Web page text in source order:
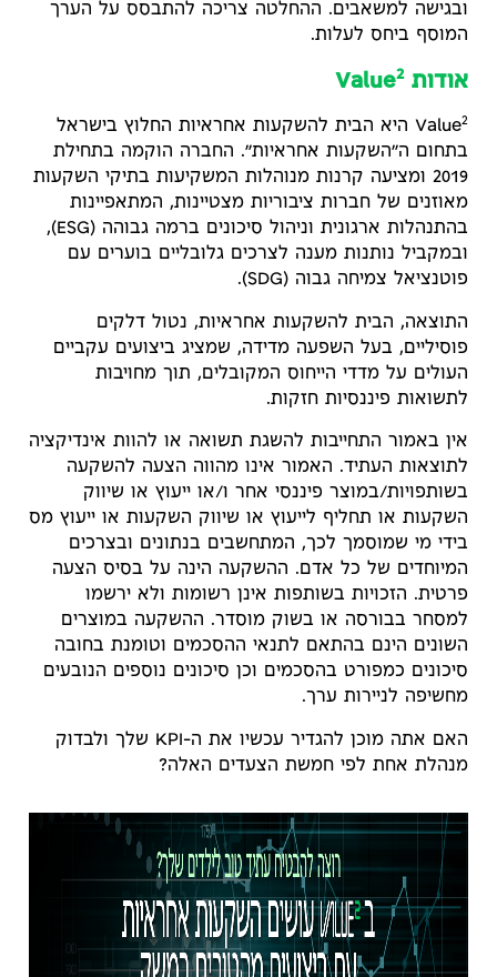
ובגישה למשאבים. ההחלטה צריכה להתבסס על הערך
המוסף ביחס לעלות.
אודות Value2
Value2
היא הבית להשקעות אחראיות החלוץ בישראל
בתחום ה״השקעות אחראיות״. החברה הוקמה בתחילת
2019 ומציעה קרנות מנוהלות המשקיעות בתיקי השקעות
מאוזנים של חברות ציבוריות מצטיינות, המתאפיינות
בהתנהלות ארגונית וניהול סיכונים ברמה גבוהה (ESG),
ובמקביל נותנות מענה לצרכים גלובליים בוערים עם
פוטנציאל צמיחה גבוה (SDG).
התוצאה, הבית להשקעות אחראיות, נטול דלקים
פוסיליים, בעל השפעה מדידה, שמציג ביצועים עקביים
העולים על מדדי הייחוס המקובלים, תוך מחויבות
לתשואות פיננסיות חזקות.
אין באמור התחייבות להשגת תשואה או להוות אינדיקציה
לתוצאות העתיד. האמור אינו מהווה הצעה להשקעה
בשותפויות/במוצר פיננסי אחר ו/או ייעוץ או שיווק
השקעות או תחליף לייעוץ או שיווק השקעות או ייעוץ מס
בידי מי שמוסמך לכך, המתחשבים בנתונים ובצרכים
המיוחדים של כל אדם. ההשקעה הינה על בסיס הצעה
פרטית. הזכויות בשותפות אינן רשומות ולא ירשמו
למסחר בבורסה או בשוק מוסדר. ההשקעה במוצרים
השונים הינם בהתאם לתנאי ההסכמים וטומנת בחובה
סיכונים כמפורט בהסכמים וכן סיכונים נוספים הנובעים
מחשיפה לניירות ערך.
האם אתה מוכן להגדיר עכשיו את ה-KPI שלך ולבדוק
מנהלת אחת לפי חמשת הצעדים האלה?